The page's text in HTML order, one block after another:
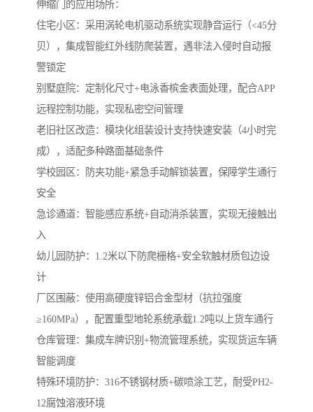
伸缩门的应用场所：
住宅小区‌：采用涡轮电机驱动系统实现静音运行（<45分
贝），集成智能红外线防爬装置，遇非法入侵时自动报
警锁定
‌别墅庭院‌：定制化尺寸+电泳香槟金表面处理，配合APP
远程控制功能，实现私密空间管理
‌老旧社区改造‌：模块化组装设计支持快速安装（4小时完
成），适配多种路面基础条件
学校园区：防夹功能+紧急手动解锁装置，保障学生通行
安全
急诊通道：智能感应系统+自动消杀装置，实现无接触出
入
幼儿园防护：1.2米以下防爬栅格+安全软触材质包边设
计
厂区围蔽‌：使用高硬度锌铝合金型材（抗拉强度
≥160MPa），配置重型地轮系统承载1.2吨以上货车通行
‌仓库管理‌：集成车牌识别+物流管理系统，实现货运车辆
智能调度
‌特殊环境防护‌：316不锈钢材质+碳喷涂工艺，耐受PH2-
12腐蚀溶液环境